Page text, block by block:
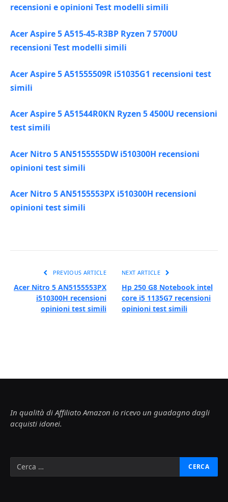
recensioni e opinioni Test modelli simili
Acer Aspire 5 A515-45-R3BP Ryzen 7 5700U
recensioni Test modelli simili
Acer Aspire 5 A51555509R i51035G1 recensioni test
simili
Acer Aspire 5 A51544R0KN Ryzen 5 4500U recensioni
test simili
Acer Nitro 5 AN5155555DW i510300H recensioni
opinioni test simili
Acer Nitro 5 AN5155553PX i510300H recensioni
opinioni test simili
PREVIOUS ARTICLE
Acer Nitro 5 AN5155553PX
i510300H recensioni
opinioni test simili
NEXT ARTICLE
Hp 250 G8 Notebook intel
core i5 1135G7 recensioni
opinioni test simili
In qualità di Affiliato Amazon io ricevo un guadagno dagli
acquisti idonei.